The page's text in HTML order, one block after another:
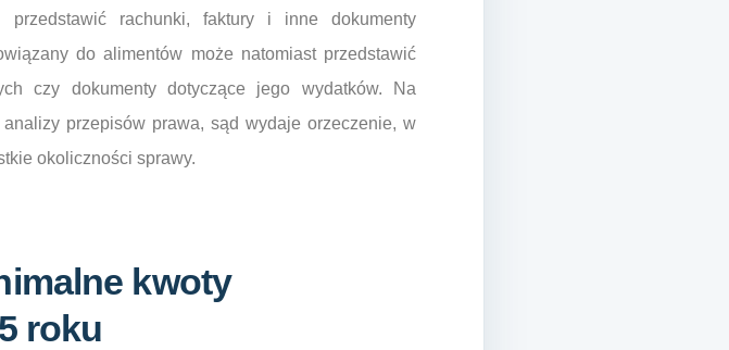
rachunki, faktury i inne dokumenty
do alimentów może natomiast przedstawić
czy dokumenty dotyczące jego wydatków. Na
przepisów prawa, sąd wydaje orzeczenie, w
okoliczności sprawy.
kwoty
roku